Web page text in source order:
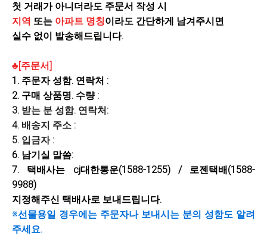
첫 거래가 아니더라도 주문서 작성 시
지역 또는 아파트 명칭이라도 간단하게 남겨주시면
실수 없이 발송해드립니다.
♣[주문서]
1. 주문자성함. 연락처 :
2. 구매 상품명. 수량 :
3. 받는 분 성함. 연락처:
4. 배송지 주소 :
5. 입금자 :
6. 남기실 말씀:
7. 택배사는 cj대한통운(1588-1255) / 로젠택배(1588-
9988)
지정해주신 택배사로 보내드립니다.
※선물용일 경우에는 주문자나 보내시는 분의 성함도 알려
주세요.